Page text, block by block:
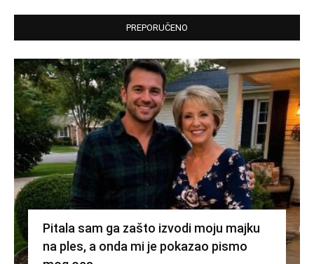
PREPORUČENO
Pitala sam ga zašto izvodi moju majku
na ples, a onda mi je pokazao pismo